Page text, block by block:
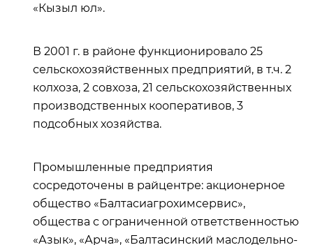
«Кызыл юл».
В 2001 г. в районе функционировало 25
сельскохозяйственных предприятий, в т.ч. 2
колхоза, 2 совхоза, 21 сельскохозяйственных
производственных кооперативов, 3
подсобных хозяйства.
Промышленные предприятия
сосредоточены в райцентре: акционерное
общество «Балтасиагрохимсервис»,
общества с ограниченной ответственностью
«Азык», «Арча», «Балтасинский маслодельно-